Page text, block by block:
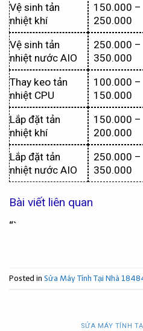
Vệ sinh tản
nhiệt khí
150.000 –
250.000
Vệ sinh tản
nhiệt nước AIO
250.000 –
350.000
Thay keo tản
nhiệt CPU
100.000 –
150.000
Lắp đặt tản
nhiệt khí
150.000 –
200.000
Lắp đặt tản
nhiệt nước AIO
250.000 –
350.000
Bài viết liên quan
“`
Posted in Sửa Máy Tính Tại Nhà
SỬA MÁY TÍNH